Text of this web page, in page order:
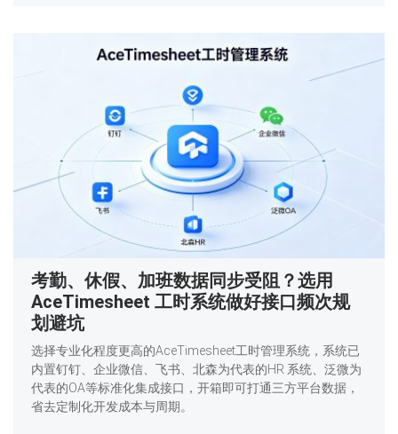
考勤、休假、加班数据同步受阻？选用
AceTimesheet 工时系统做好接口频次规
划避坑
选择专业化程度更高的AceTimesheet工时管理系统，系统已
内置钉钉、企业微信、飞书、北森为代表的HR 系统、泛微为
代表的OA等标准化集成接口，开箱即可打通三方平台数据，
省去定制化开发成本与周期。